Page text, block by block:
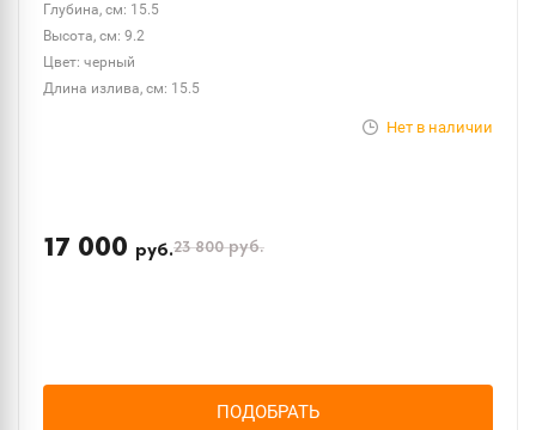
Глубина, см: 15.5
Высота, см: 9.2
Цвет: черный
Длина излива, см: 15.5
Нет в наличии
17 000 руб.23 800руб.
ПОДОБРАТЬ